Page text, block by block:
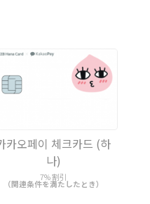
카오페이 체크카드 (하
나)
7% 割引
（関連条件を満たしたとき）